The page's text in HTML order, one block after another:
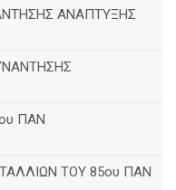
ΑΝΑΠΤΥΞΗΣ
ΠΑΝ
ΤΟΥ 85ου ΠΑΝ